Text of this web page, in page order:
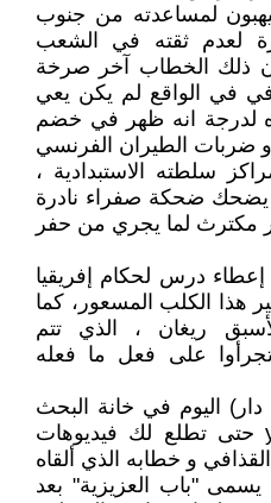
لمساعدته من جنوب
لعدم ثقته في الشعب
ذلك الخطاب آخر صرخة
في الواقع لم يكن يعي
لدرجة انه ظهر في خضم
و ضربات الطيران الفرنسي
سلطته الاستبدادية ،
ضحكة صفراء نادرة
مكترث لما يجري من حفر
درس لحكام إفريقيا
الكلب المسعور، كما
ريغان ، الذي تتم
تجرأوا على فعل ما فعله
اليوم في خانة البحث
بموقع يوتيوب youtube.com حتى تطلع لك فيديوهات
و خطابه الذي ألقاه
"باب العزيزية" بعد